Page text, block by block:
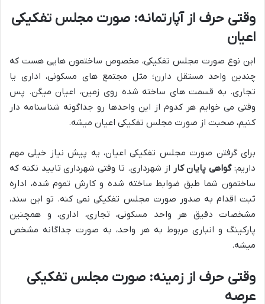
وقتی حرف از آپارتمانه: صورت مجلس تفکیکی
اعیان
این نوع صورت مجلس تفکیکی، مخصوص ساختمون هایی هست که
چندین واحد مستقل دارن؛ مثل مجتمع های مسکونی، اداری یا
تجاری. به قسمت های ساخته شده روی زمین، اعیان میگن. پس
وقتی می خوایم هر کدوم از این واحدها رو جداگونه شناسنامه دار
کنیم، صحبت از صورت مجلس تفکیکی اعیان میشه.
برای گرفتن صورت مجلس تفکیکی اعیان، یه پیش نیاز خیلی مهم
داریم:گواهی پایان کار از شهرداری. تا وقتی شهرداری تایید نکنه که
ساختمون شما طبق ضوابط ساخته شده و کارش تموم شده، اداره
ثبت اقدام به صدور صورت مجلس تفکیکی نمی کنه. تو این سند،
مشخصات دقیق هر واحد مسکونی، تجاری، اداری، و همچنین
پارکینگ و انباری مربوط به هر واحد، به صورت جداگانه مشخص
میشه.
وقتی حرف از زمینه: صورت مجلس تفکیکی
عرصه